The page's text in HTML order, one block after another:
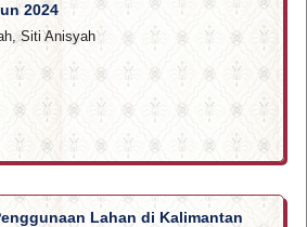
2024
Siti Anisyah
Lahan di Kalimantan